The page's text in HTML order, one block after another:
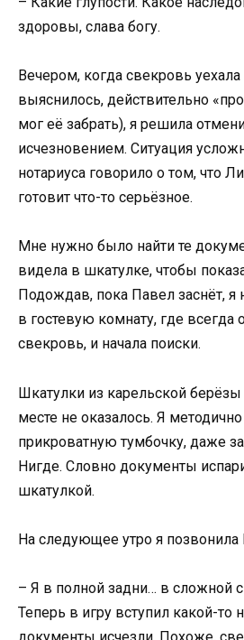
здоровы, слава богу.
Вечером, когда свекровь уехала
выяснилось, действительно
мог её забрать), я решила
исчезновением. Ситуация
нотариуса говорило о том, что
готовит что-то серьёзное.
Мне нужно было найти те
видела в шкатулке, чтобы
Подождав, пока Павел заснёт,
в гостевую комнату, где всегда
свекровь, и начала поиски.
Шкатулки из карельской
месте не оказалось. Я
прикроватную тумбочку, даже
Нигде. Словно документы
шкатулкой.
На следующее утро я позвонила
– Я в полной задни… в сложной
Теперь в игру вступил какой-то